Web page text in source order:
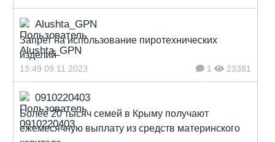
Alushta_GPN
Запрет на использование пиротехнических
изделий
13:49 09.11.2023 1 23381
0910220403
Более 20 тысяч семей в Крыму получают
ежемесячную выплату из средств материнского